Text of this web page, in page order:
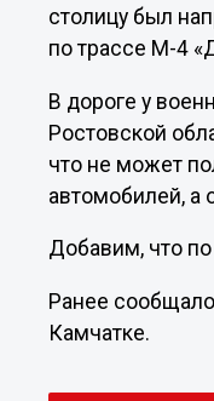
столицу был
по трассе М-4
В дороге у
Ростовской
что не может
автомобилей, а
Добавим, что
Ранее
Камчатке.